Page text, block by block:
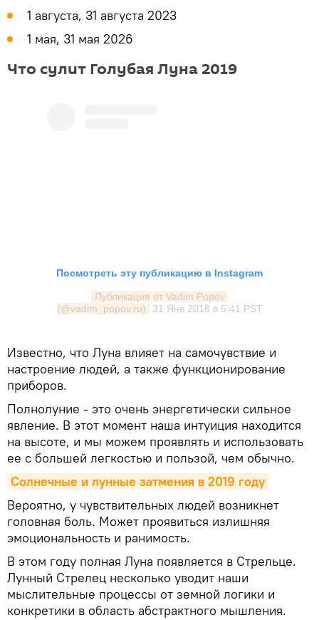
1 августа, 31 августа 2023
1 мая, 31 мая 2026
Что сулит Голубая Луна 2019
Посмотреть эту публикацию в Instagram
Публикация от Vadim Popov
(@vadim_popov.ru)
31 Янв 2018 в 5:41 PST
Известно, что Луна влияет на самочувствие и
настроение людей, а также функционирование
приборов.
Полнолуние - это очень энергетически сильное
явление. В этот момент наша интуиция находится
на высоте, и мы можем проявлять и использовать
ее с большей легкостью и пользой, чем обычно.
Солнечные и лунные затмения в 2019 году
Вероятно, у чувствительных людей возникнет
головная боль. Может проявиться излишняя
эмоциональность и ранимость.
В этом году полная Луна появляется в Стрельце.
Лунный Стрелец несколько уводит наши
мыслительные процессы от земной логики и
конкретики в область абстрактного мышления.